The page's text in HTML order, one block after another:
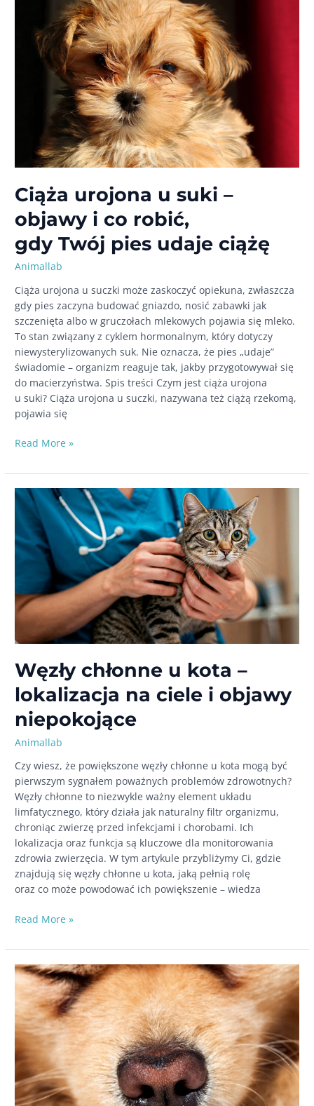
i kiedy
udać
do weterynarza
Ciąża urojona u suki –
objawy i co robić,
gdy Twój pies udaje ciążę
Animallab
Ciąża urojona u suczki może zaskoczyć opiekuna, zwłaszcza
gdy pies zaczyna budować gniazdo, nosić zabawki jak
szczenięta albo w gruczołach mlekowych pojawia się mleko.
To stan związany z cyklem hormonalnym, który dotyczy
niewysterylizowanych suk. Nie oznacza, że pies „udaje”
świadomie – organizm reaguje tak, jakby przygotowywał się
do macierzyństwa. Spis treści Czym jest ciąża urojona
u suki? Ciąża urojona u suczki, nazywana też ciążą rzekomą,
pojawia się
Ciąża
u suki
–
objawy
i co robić,
gdy Twój pies
udaje
Read More »
Węzły chłonne u kota –
lokalizacja na ciele i objawy
niepokojące
Animallab
Czy wiesz, że powiększone węzły chłonne u kota mogą być
pierwszym sygnałem poważnych problemów zdrowotnych?
Węzły chłonne to niezwykle ważny element układu
limfatycznego, który działa jak naturalny filtr organizmu,
chroniąc zwierzę przed infekcjami i chorobami. Ich
lokalizacja oraz funkcja są kluczowe dla monitorowania
zdrowia zwierzęcia. W tym artykule przybliżymy Ci, gdzie
znajdują się węzły chłonne u kota, jaką pełnią rolę
oraz co może powodować ich powiększenie – wiedza
Węzły
u kota
–
lokalizacja
na ciele
i objawy
niepokojące
Read More »